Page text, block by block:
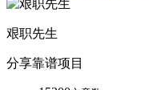
艰职先生
分享靠谱项目